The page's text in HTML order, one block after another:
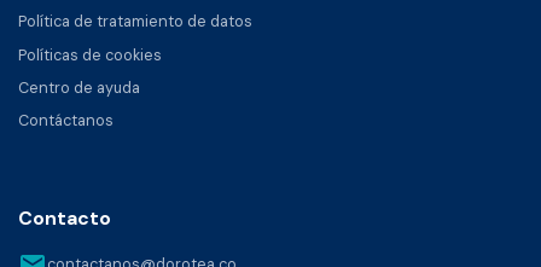
Política de tratamiento de datos
Políticas de cookies
Centro de ayuda
Contáctanos
Contacto